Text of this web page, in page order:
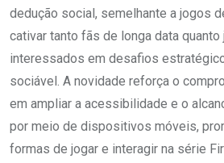
dedução social, semelhante a jogos
cativar tanto fãs de longa data
interessados em desafios
sociável. A novidade reforça o
em ampliar a acessibilidade e o
por meio de dispositivos móveis,
formas de jogar e interagir na série